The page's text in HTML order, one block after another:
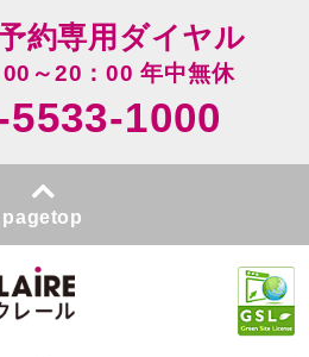
約専用ダイヤル
～20：00 年中無休
5533-1000
pagetop